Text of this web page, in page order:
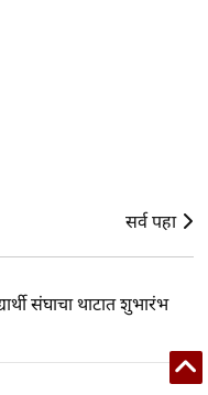
सर्व पहा
संघाचा थाटात शुभारंभ